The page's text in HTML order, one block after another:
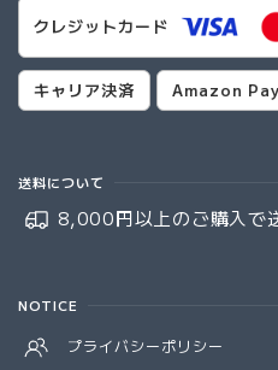
クレジットカード
キャリア決済 Amazon Pay
送料について
8,000円以上のご購入で
NOTICE
プライバシーポリシー